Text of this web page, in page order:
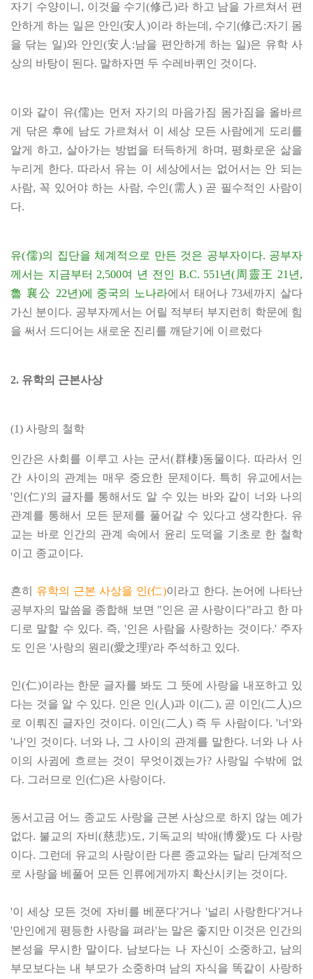
자기 수양이니, 이것을 수기(修己)라 하고 남을 가르쳐서 편
안하게 하는 일은 안인(安人)이라 하는데, 수기(修己:자기 몸
을 닦는 일)와 안인(安人:남을 편안하게 하는 일)은 유학 사
상의 바탕이 된다. 말하자면 두 수레바퀴인 것이다.
이와 같이 유(儒)는 먼저 자기의 마음가짐 몸가짐을 올바르
게 닦은 후에 남도 가르쳐서 이 세상 모든 사람에게 도리를
알게 하고, 살아가는 방법을 터득하게 하며, 평화로운 삶을
누리게 한다. 따라서 유는 이 세상에서는 없어서는 안 되는
사람, 꼭 있어야 하는 사람, 수인(需人) 곧 필수적인 사람이
다.
유(儒)의 집단을 체계적으로 만든 것은 공부자이다. 공부자
께서는 지금부터 2,500여 년 전인 B.C. 551년(周靈王 21년,
魯 襄公 22년)에 중국의 노나라에서 태어나 73세까지 살다
가신 분이다. 공부자께서는 어릴 적부터 부지런히 학문에 힘
을 써서 드디어는 새로운 진리를 깨닫기에 이르렀다
2. 유학의 근본사상
(1) 사랑의 철학
인간은 사회를 이루고 사는 군서(群棲)동물이다. 따라서 인
간 사이의 관계는 매우 중요한 문제이다. 특히 유교에서는
'인(仁)'의 글자를 통해서도 알 수 있는 바와 같이 너와 나의
관계를 통해서 모든 문제를 풀어갈 수 있다고 생각한다. 유
교는 바로 인간의 관계 속에서 윤리 도덕을 기초로 한 철학
이고 종교이다.
흔히 유학의 근본 사상을 인(仁)이라고 한다. 논어에 나타난
공부자의 말씀을 종합해 보면 "인은 곧 사랑이다"라고 한 마
디로 말할 수 있다. 즉, '인은 사람을 사랑하는 것이다.' 주자
도 인은 '사랑의 원리(愛之理)'라 주석하고 있다.
인(仁)이라는 한문 글자를 봐도 그 뜻에 사랑을 내포하고 있
다는 것을 알 수 있다. 인은 인(人)과 이(二), 곧 이인(二人)으
로 이뤄진 글자인 것이다. 이인(二人) 즉 두 사람이다. '너'와
'나'인 것이다. 너와 나, 그 사이의 관계를 말한다. 너와 나 사
이의 사귐에 흐르는 것이 무엇이겠는가? 사랑일 수밖에 없
다. 그러므로 인(仁)은 사랑이다.
동서고금 어느 종교도 사랑을 근본 사상으로 하지 않는 예가
없다. 불교의 자비(慈悲)도, 기독교의 박애(博愛)도 다 사랑
이다. 그런데 유교의 사랑이란 다른 종교와는 달리 단계적으
로 사랑을 베풀어 모든 인류에게까지 확산시키는 것이다.
'이 세상 모든 것에 자비를 베푼다'거나 '널리 사랑한다'거나
'만인에게 평등한 사랑을 펴라'는 말은 좋지만 이것은 인간의
본성을 무시한 말이다. 남보다는 나 자신이 소중하고, 남의
부모보다는 내 부모가 소중하며 남의 자식을 똑같이 사랑하